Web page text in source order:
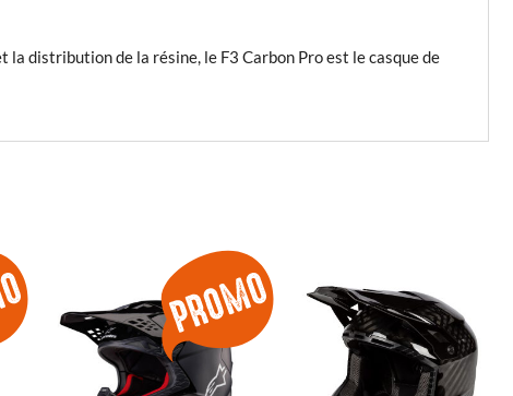
distribution de la résine, le F3 Carbon Pro est le casque de